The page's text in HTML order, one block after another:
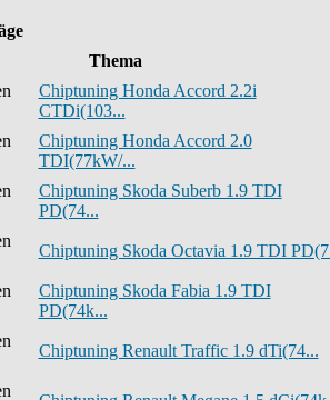
Thema
Chiptuning Honda Accord 2.2i
CTDi(103...
Chiptuning Honda Accord 2.0
TDI(77kW/...
Chiptuning Skoda Suberb 1.9 TDI
PD(74...
Chiptuning Skoda Octavia 1.9 TDI
Chiptuning Skoda Fabia 1.9 TDI
PD(74k...
Chiptuning Renault Traffic 1.9 dTi(74...